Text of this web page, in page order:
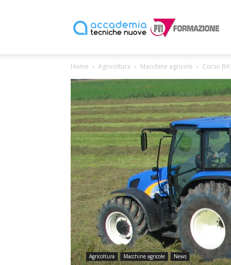
Home Agricoltura Macchine agricole Corso
Agricoltura Macchine agricole News